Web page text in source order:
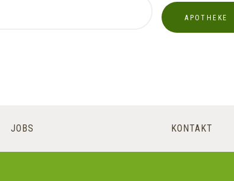
APOTHEKE
JOBS KONTAKT